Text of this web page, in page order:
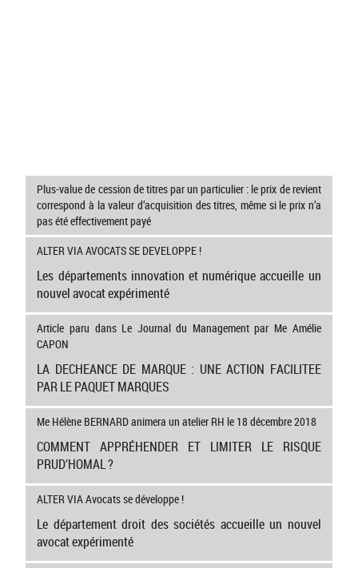
Plus-value de cession de titres par un particulier : le prix de revient
correspond à la valeur d’acquisition des titres, même si le prix n’a
pas été effectivement payé
ALTER VIA AVOCATS SE DEVELOPPE !
Les départements innovation et numérique accueille un
nouvel avocat expérimenté
Article paru dans Le Journal du Management par Me Amélie
CAPON
LA DECHEANCE DE MARQUE : UNE ACTION FACILITEE
PAR LE PAQUET MARQUES
Me Hélène BERNARD animera un atelier RH le 18 décembre 2018
COMMENT APPRÉHENDER ET LIMITER LE RISQUE
PRUD’HOMAL ?
ALTER VIA Avocats se développe !
Le département droit des sociétés accueille un nouvel
avocat expérimenté